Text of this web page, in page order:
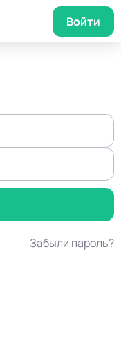
Войти
Забыли пароль?